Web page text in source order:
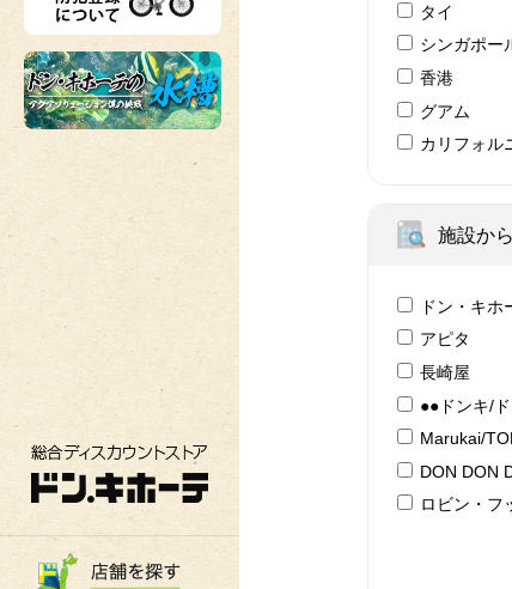
総合ディスカウントストア ドン・キホー
タイ
シンガポー
香港
グアム
カリフォル
施設か
ドン・キホ
アピタ
長崎屋
●●ドンキ/
Marukai/
DON DON
ロビン・フ